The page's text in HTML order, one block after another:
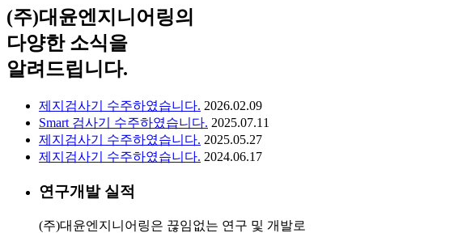
(주)대윤엔지니어링의
다양한 소식을
알려드립니다.
제지검사기 수주하였습니다. 2026.02.09
Smart 검사기 수주하였습니다. 2025.07.11
제지검사기 수주하였습니다. 2025.05.27
제지검사기 수주하였습니다. 2024.06.17
연구개발 실적
(주)대윤엔지니어링은 끊임없는 연구 및 개발로